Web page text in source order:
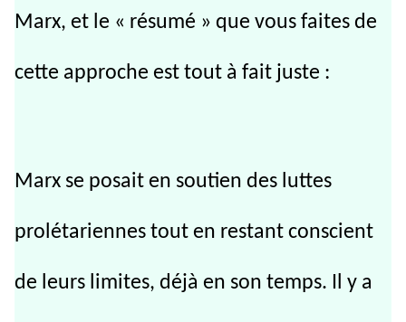
Marx, et le « résumé » que vous faites de
cette approche est tout à fait juste :
Marx se posait en soutien des luttes
prolétariennes tout en restant conscient
de leurs limites, déjà en son temps. Il y a